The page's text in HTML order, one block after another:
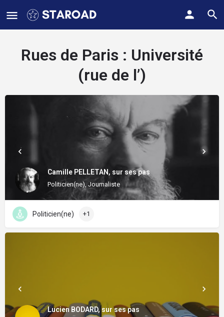
Rues de Paris : Université
(rue de l’)
Camille PELLETAN, sur ses pas
Politicien(ne), Journaliste
Politicien(ne) +1
Lucien BODARD, sur ses pas